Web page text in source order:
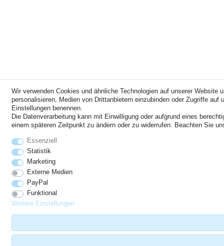
Wir verwenden Cookies und ähnliche Technologien auf unserer
personalisieren, Medien von Drittanbietern einzubinden oder Zugriffe
Einstellungen benennen.
Die Datenverarbeitung kann mit Einwilligung oder aufgrund eines
einem späteren Zeitpunkt zu ändern oder zu widerrufen. Beachten Sie
Essenziell
Statistik
Marketing
Externe Medien
PayPal
Funktional
Weitere Einstellungen